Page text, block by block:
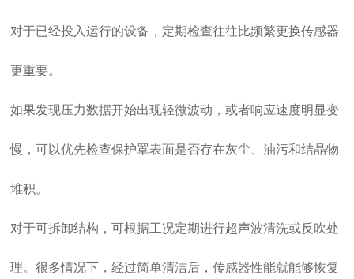
对于已经投入运行的设备，定期检查往往比频繁更换传感器
更重要。
如果发现压力数据开始出现轻微波动，或者响应速度明显变
慢，可以优先检查保护罩表面是否存在灰尘、油污和结晶物
堆积。
对于可拆卸结构，可根据工况定期进行超声波清洗或反吹处
理。很多情况下，经过简单清洁后，传感器性能就能够恢复